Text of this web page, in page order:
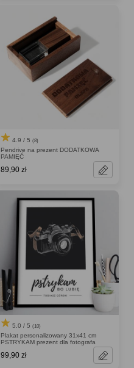
4.9 / 5 (8)
Pendrive na prezent DODATKOWA
PAMIĘĆ
89,90 zł
5.0 / 5 (10)
Plakat personalizowany 31x41 cm
PSTRYKAM prezent dla fotografa
99,90 zł